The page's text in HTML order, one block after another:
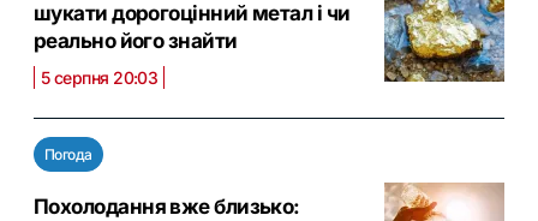
шукати дорогоцінний метал і чи
реально його знайти
5 серпня 20:03
Погода
Похолодання вже близько: